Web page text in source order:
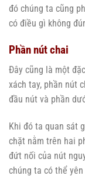
đó chúng ta cũng
có điều gì không
Phần nút chai
Đây cũng là một
xách tay, phần nút
đầu nút và phần
Khi đó ta quan sát
chặt nằm trên hai
đứt nối của nút
chúng ta có thể